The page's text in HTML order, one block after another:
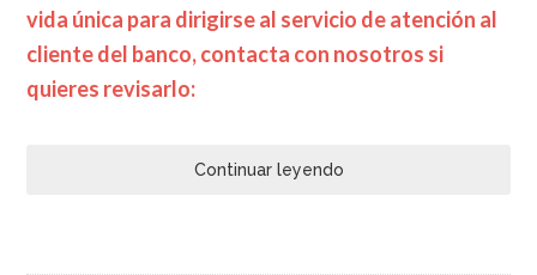
vida única para dirigirse al servicio de atención al
cliente del banco, contacta con nosotros si
quieres revisarlo:
Continuar leyendo